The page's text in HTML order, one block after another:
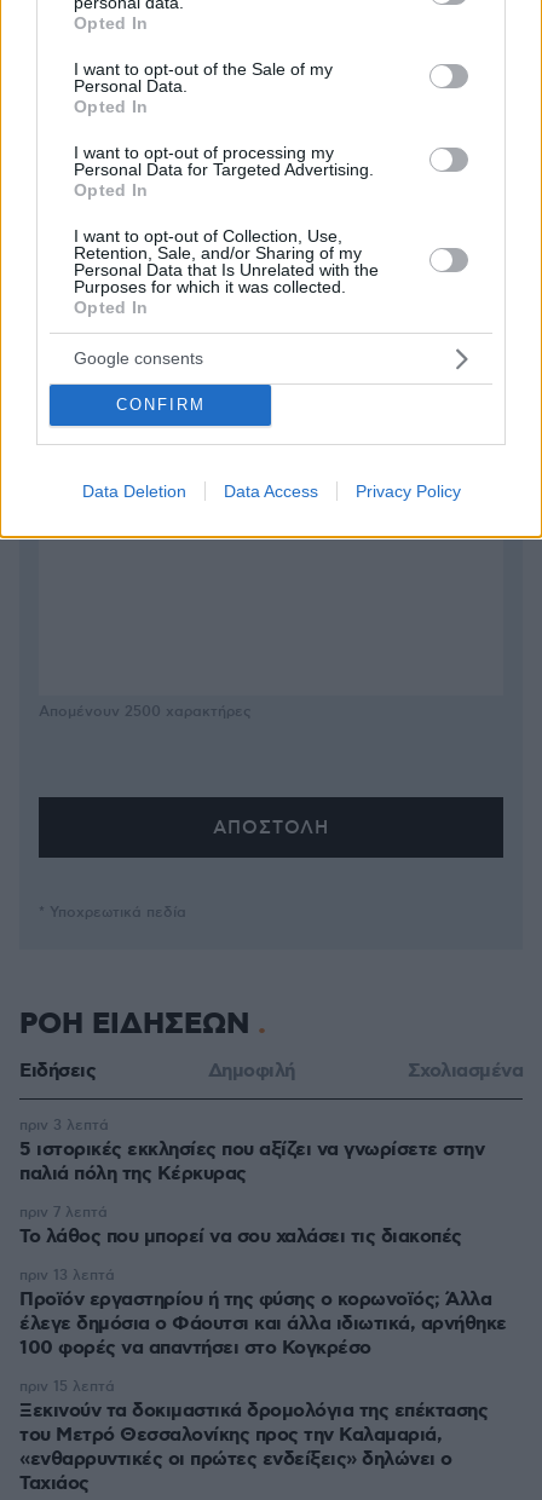
grant or deny consent to Google and its third-party tags to
use your data for below specified purposes in below Google
consent section.
Opted In
I want to opt-out of the Sale of my
Personal Data.
Opted In
I want to opt-out of processing my
Personal Data for Targeted Advertising.
Opted In
I want to opt-out of Collection, Use,
Retention, Sale, and/or Sharing of my
Personal Data that Is Unrelated with the
Purposes for which it was collected.
Opted In
Google consents
CONFIRM
Data Deletion Data Access Privacy Policy
ΣΧΟΛΙΑ
ΠΡΟΣΘΗΚΗ ΣΧΟΛΙΟΥ
ΠΡΟΣΘΗΚΗ ΣΧΟΛΙΟΥ
ΌΝΟΜΑ *
ΣΧΌΛΙΟ *
Απομένουν 2500 χαρακτήρες
* Υποχρεωτικά πεδία
ΡΟΗ ΕΙΔΗΣΕΩΝ
Ειδήσεις Δημοφιλή Σχολιασμένα
5 ιστορικές εκκλησίες που αξίζει να γνωρίσετε στην
παλιά πόλη της Κέρκυρας
πριν 3 λεπτά
Το λάθος που μπορεί να σου χαλάσει τις διακοπές
πριν 7 λεπτά
Προϊόν εργαστηρίου ή της φύσης ο κορωνοϊός; Άλλα
έλεγε δημόσια ο Φάουτσι και άλλα ιδιωτικά, αρνήθηκε
100 φορές να απαντήσει στο Κογκρέσο
πριν 13 λεπτά
Ξεκινούν τα δοκιμαστικά δρομολόγια της επέκτασης
του Μετρό Θεσσαλονίκης προς την Καλαμαριά,
«ενθαρρυντικές οι πρώτες ενδείξεις» δηλώνει ο
Ταχιάος
πριν 15 λεπτά